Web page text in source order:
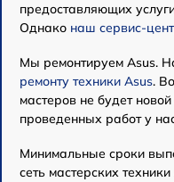
предоставляющих
Однако наш сервис-
Мы ремонтируем Asus.
ремонту техники Asus.
мастеров не будет
проведенных работ у
Минимальные сроки
сеть мастерских